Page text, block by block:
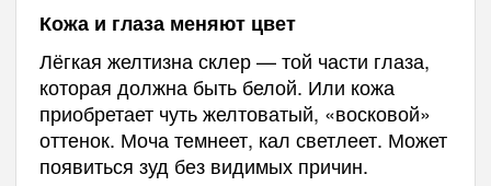
Кожа и глаза меняют цвет
Лёгкая желтизна склер — той части глаза,
которая должна быть белой. Или кожа
приобретает чуть желтоватый, «восковой»
оттенок. Моча темнеет, кал светлеет. Может
появиться зуд без видимых причин.